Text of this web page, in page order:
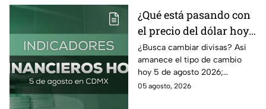
¿Qué está pasando con
el precio del dólar hoy
miércoles 5 de agosto
2026?
¿Busca cambiar divisas? Así
amanece el tipo de cambio
hoy 5 de agosto 2026;
consulta el precio del dólar
05 agosto, 2026